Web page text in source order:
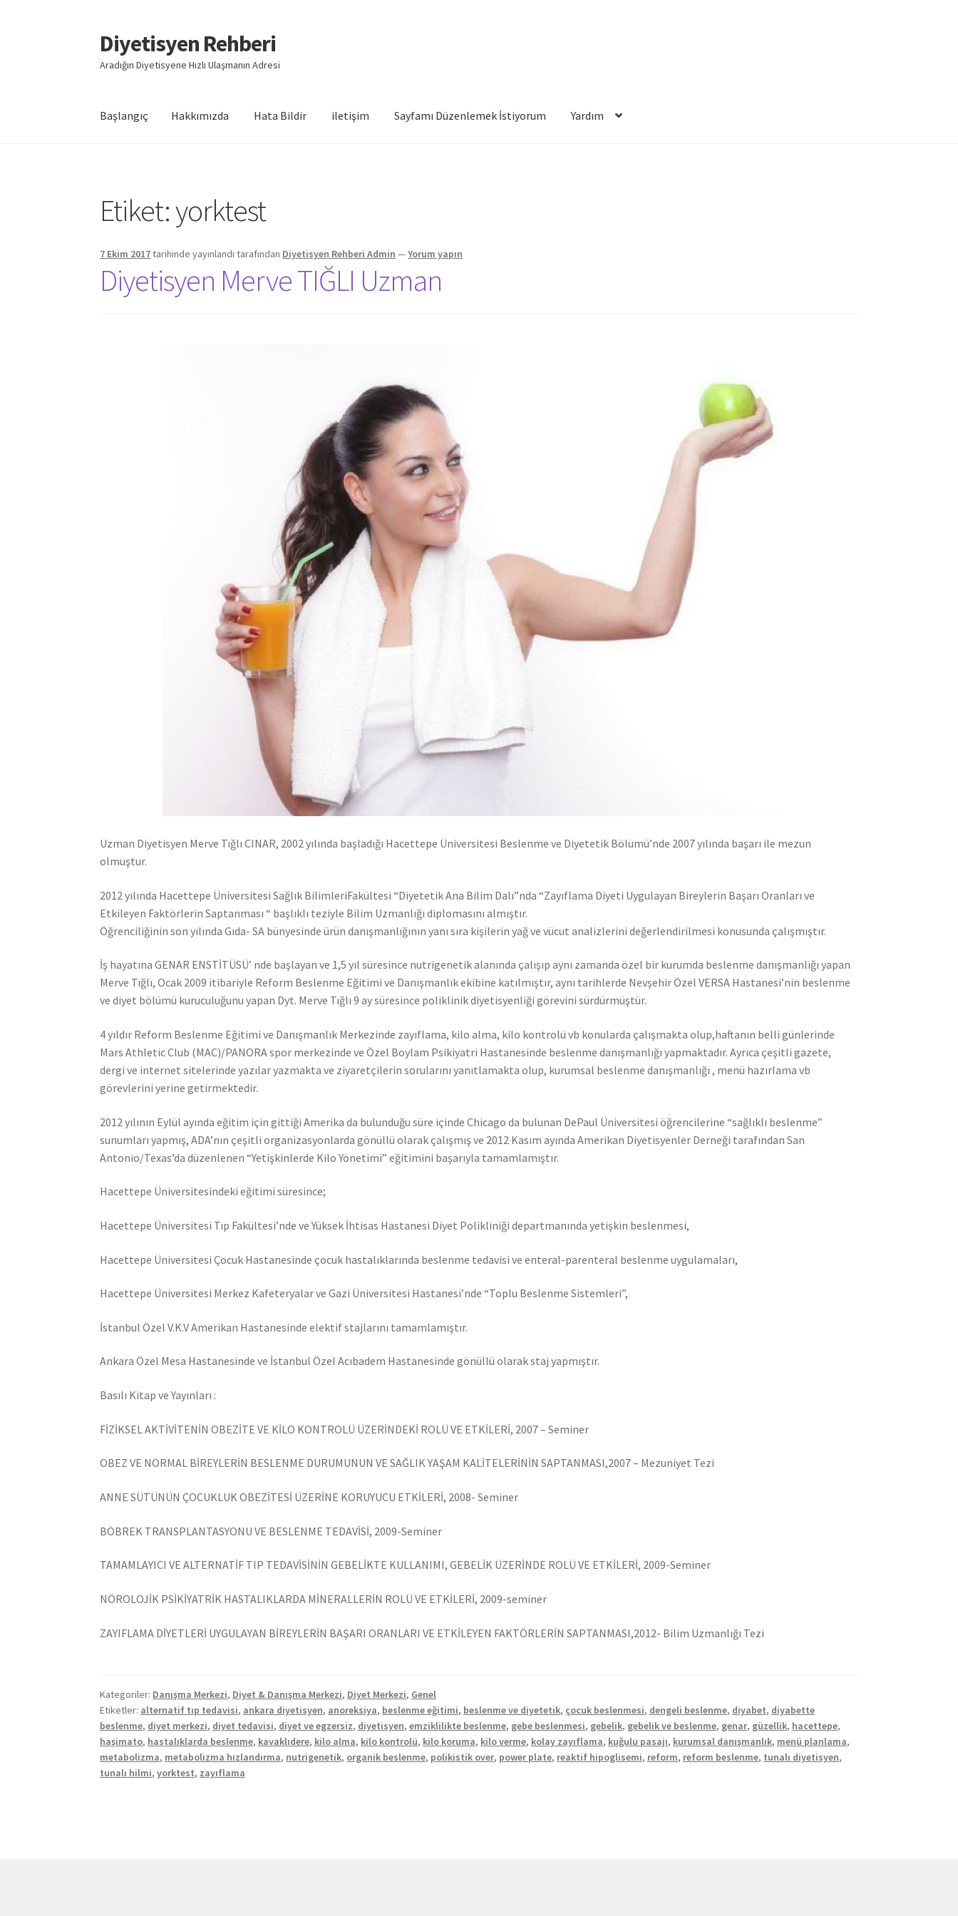
Dolaşıma
geç
İçeriğe
geç
Diyetisyen Rehberi
Aradığın Diyetisyene Hızlı Ulaşmanın Adresi
Başlangıç Hakkımızda Hata Bildir iletişim Sayfamı Düzenlemek İstiyorum Yardım
Etiket:yorktest
7 Ekim 2017tarihinde yayınlandı tarafından Diyetisyen Rehberi Admin —Yorum yapın
Diyetisyen Merve TIĞLI Uzman
Uzman Diyetisyen Merve Tığlı CINAR, 2002 yılında başladığı Hacettepe Üniversitesi Beslenme ve Diyetetik Bölümü’nde 2007 yılında başarı ile mezun
olmuştur.
2012 yılında Hacettepe Üniversitesi Sağlık BilimleriFakültesi “Diyetetik Ana Bilim Dalı”nda “Zayıflama Diyeti Uygulayan Bireylerin Başarı Oranları ve
Etkileyen Faktörlerin Saptanması “ başlıklı teziyle Bilim Uzmanlığı diplomasını almıştır.
Öğrenciliğinin son yılında Gıda- SA bünyesinde ürün danışmanlığının yanı sıra kişilerin yağ ve vücut analizlerini değerlendirilmesi konusunda çalışmıştır.
İş hayatına GENAR ENSTİTÜSÜ’ nde başlayan ve 1,5 yıl süresince nutrigenetik alanında çalışıp aynı zamanda özel bir kurumda beslenme danışmanlığı yapan
Merve Tığlı, Ocak 2009 itibariyle Reform Beslenme Eğitimi ve Danışmanlık ekibine katılmıştır, aynı tarihlerde Nevşehir Özel VERSA Hastanesi’nin beslenme
ve diyet bölümü kuruculuğunu yapan Dyt. Merve Tığlı 9 ay süresince poliklinik diyetisyenliği görevini sürdürmüştür.
4 yıldır Reform Beslenme Eğitimi ve Danışmanlık Merkezinde zayıflama, kilo alma, kilo kontrolü vb konularda çalışmakta olup,haftanın belli günlerinde
Mars Athletic Club (MAC)/PANORA spor merkezinde ve Özel Boylam Psikiyatri Hastanesinde beslenme danışmanlığı yapmaktadır. Ayrıca çeşitli gazete,
dergi ve internet sitelerinde yazılar yazmakta ve ziyaretçilerin sorularını yanıtlamakta olup, kurumsal beslenme danışmanlığı , menü hazırlama vb
görevlerini yerine getirmektedir.
2012 yılının Eylül ayında eğitim için gittiği Amerika da bulunduğu süre içinde Chicago da bulunan DePaul Üniversitesi öğrencilerine “sağlıklı beslenme”
sunumları yapmış, ADA’nın çeşitli organizasyonlarda gönüllü olarak çalışmış ve 2012 Kasım ayında Amerikan Diyetisyenler Derneği tarafından San
Antonio/Texas’da düzenlenen “Yetişkinlerde Kilo Yönetimi” eğitimini başarıyla tamamlamıştır.
Hacettepe Üniversitesindeki eğitimi süresince;
Hacettepe Üniversitesi Tıp Fakültesi’nde ve Yüksek İhtisas Hastanesi Diyet Polikliniği departmanında yetişkin beslenmesi,
Hacettepe Üniversitesi Çocuk Hastanesinde çocuk hastalıklarında beslenme tedavisi ve enteral-parenteral beslenme uygulamaları,
Hacettepe Üniversitesi Merkez Kafeteryalar ve Gazi Üniversitesi Hastanesi’nde “Toplu Beslenme Sistemleri”,
İstanbul Özel V.K.V Amerikan Hastanesinde elektif stajlarını tamamlamıştır.
Ankara Özel Mesa Hastanesinde ve İstanbul Özel Acıbadem Hastanesinde gönüllü olarak staj yapmıştır.
Basılı Kitap ve Yayınları :
FİZİKSEL AKTİVİTENİN OBEZİTE VE KİLO KONTROLÜ ÜZERİNDEKİ ROLÜ VE ETKİLERİ, 2007 – Seminer
OBEZ VE NORMAL BİREYLERİN BESLENME DURUMUNUN VE SAĞLIK YAŞAM KALİTELERİNİN SAPTANMASI,2007 – Mezuniyet Tezi
ANNE SÜTÜNÜN ÇOCUKLUK OBEZİTESİ ÜZERİNE KORUYUCU ETKİLERİ, 2008- Seminer
BÖBREK TRANSPLANTASYONU VE BESLENME TEDAVİSİ, 2009-Seminer
TAMAMLAYICI VE ALTERNATİF TIP TEDAVİSİNİN GEBELİKTE KULLANIMI, GEBELİK ÜZERİNDE ROLÜ VE ETKİLERİ, 2009-Seminer
NÖROLOJİK PSİKİYATRİK HASTALIKLARDA MİNERALLERİN ROLÜ VE ETKİLERİ, 2009-seminer
ZAYIFLAMA DİYETLERİ UYGULAYAN BİREYLERİN BAŞARI ORANLARI VE ETKİLEYEN FAKTÖRLERİN SAPTANMASI,2012- Bilim Uzmanlığı Tezi
Kategoriler: Danışma Merkezi, Diyet & Danışma Merkezi, Diyet Merkezi, Genel
Etiketler: alternatif tıp tedavisi, ankara diyetisyen, anoreksiya, beslenme eğitimi, beslenme ve diyetetik, çocuk beslenmesi, dengeli beslenme, diyabet, diyabette
beslenme, diyet merkezi, diyet tedavisi, diyet ve egzersiz, diyetisyen,emziklilikte beslenme, gebe beslenmesi, gebelik, gebelik ve beslenme, genar, güzellik, hacettepe,
haşimato, hastalıklarda beslenme, kavaklıdere, kilo alma, kilo kontrolü, kilo koruma, kilo verme, kolay zayıflama, kuğulu pasajı, kurumsal danışmanlık, menü planlama,
metabolizma, metabolizma hızlandırma, nutrigenetik, organik beslenme, polikistik over, power plate, reaktif hipoglisemi, reform, reform beslenme, tunalı diyetisyen,
tunalı hilmi,yorktest, zayıflama